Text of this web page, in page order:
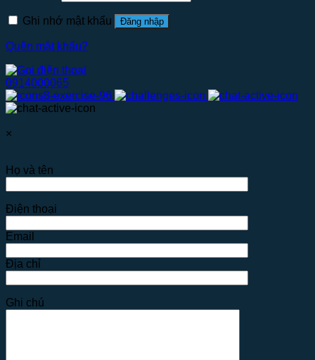
Ghi nhớ mật khẩu Đăng nhập
Quên mật khẩu?
0914000065
×
Họ và tên
Điện thoại
Email
Địa chỉ
Ghi chú